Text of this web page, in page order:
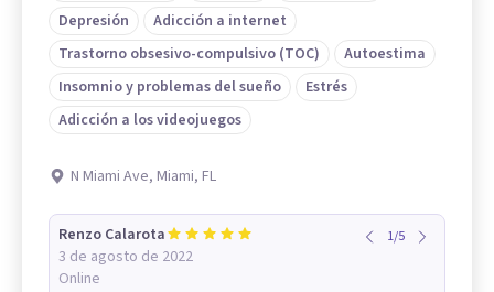
Depresión
Adicción a internet
Trastorno obsesivo-compulsivo (TOC)
Autoestima
Insomnio y problemas del sueño
Estrés
Adicción a los videojuegos
N Miami Ave, Miami, FL
Renzo Calarota
3 de agosto de 2022
Online
1/5